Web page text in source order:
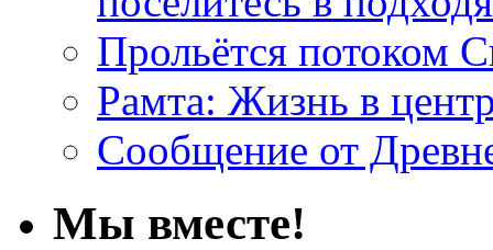
Прольётся потоком
Рамта: Жизнь в
Сообщение от
Мы вместе!